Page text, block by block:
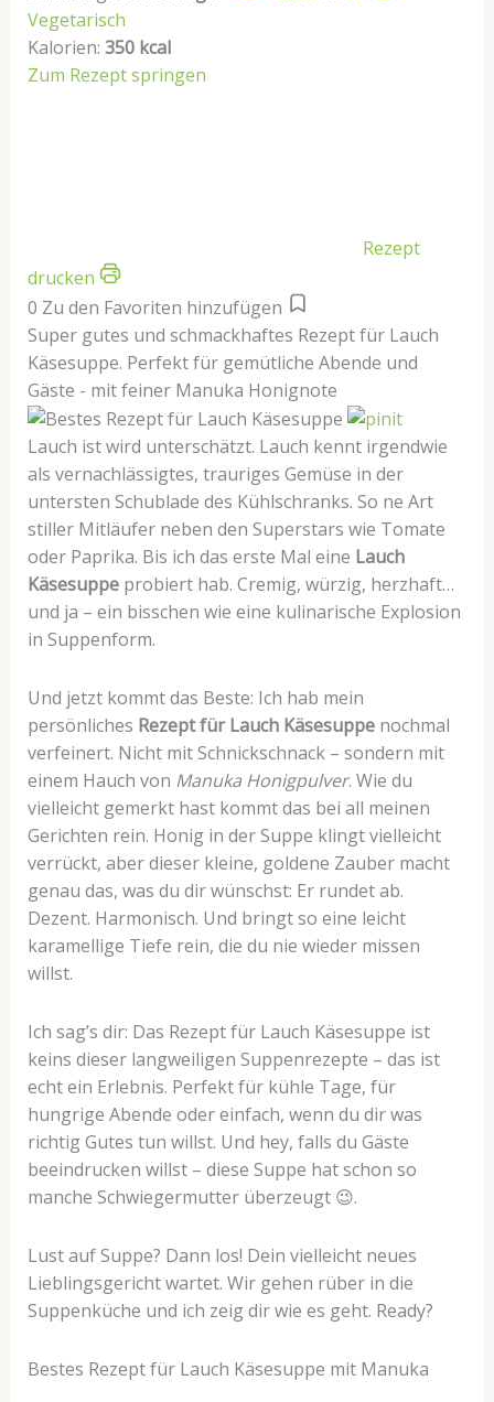
Vegetarisch
Kalorien: 350 kcal
Zum Rezept springen
Rezept
drucken
0 Zu den Favoriten hinzufügen
Super gutes und schmackhaftes Rezept für Lauch
Käsesuppe. Perfekt für gemütliche Abende und
Gäste - mit feiner Manuka Honignote
Lauch ist wird unterschätzt. Lauch kennt irgendwie
als vernachlässigtes, trauriges Gemüse in der
untersten Schublade des Kühlschranks. So ne Art
stiller Mitläufer neben den Superstars wie Tomate
oder Paprika. Bis ich das erste Mal eine Lauch
Käsesuppeprobiert hab. Cremig, würzig, herzhaft…
und ja – ein bisschen wie eine kulinarische Explosion
in Suppenform.
Und jetzt kommt das Beste: Ich hab mein
persönliches Rezept für Lauch Käsesuppenochmal
verfeinert. Nicht mit Schnickschnack – sondern mit
einem Hauch von Manuka Honigpulver. Wie du
vielleicht gemerkt hast kommt das bei all meinen
Gerichten rein. Honig in der Suppe klingt vielleicht
verrückt, aber dieser kleine, goldene Zauber macht
genau das, was du dir wünschst: Er rundet ab.
Dezent. Harmonisch. Und bringt so eine leicht
karamellige Tiefe rein, die du nie wieder missen
willst.
Ich sag’s dir: Das Rezept für Lauch Käsesuppe ist
keins dieser langweiligen Suppenrezepte – das ist
echt ein Erlebnis. Perfekt für kühle Tage, für
hungrige Abende oder einfach, wenn du dir was
richtig Gutes tun willst. Und hey, falls du Gäste
beeindrucken willst – diese Suppe hat schon so
manche Schwiegermutter überzeugt 😉.
Lust auf Suppe? Dann los! Dein vielleicht neues
Lieblingsgericht wartet. Wir gehen rüber in die
Suppenküche und ich zeig dir wie es geht. Ready?
Bestes Rezept für Lauch Käsesuppe mit Manuka